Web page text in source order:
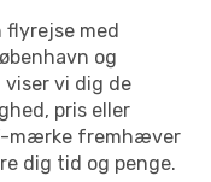
flyrejse med
og
vi dig de
pris eller
mærke fremhæver
dig tid og penge.